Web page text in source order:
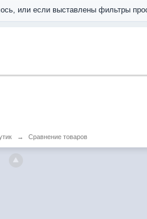
или если выставлены фильтры
→ Сравнение товаров